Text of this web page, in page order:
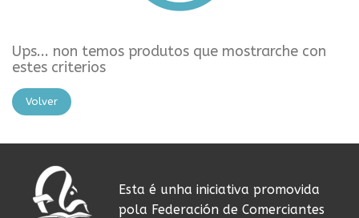
Ups... non temos produtos que mostrarche con
estes criterios
Volver
Esta é unha iniciativa promovida
pola Federación de Comerciantes